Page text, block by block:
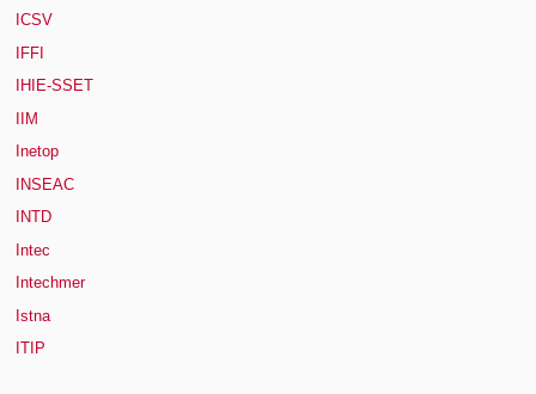
ICSV
IFFI
IHIE-SSET
IIM
Inetop
INSEAC
INTD
Intec
Intechmer
Istna
ITIP